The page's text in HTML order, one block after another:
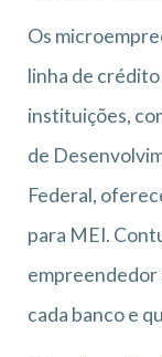
Os
linha de
instituições,
de
Federal,
para MEI.
empreendedor
cada banco e